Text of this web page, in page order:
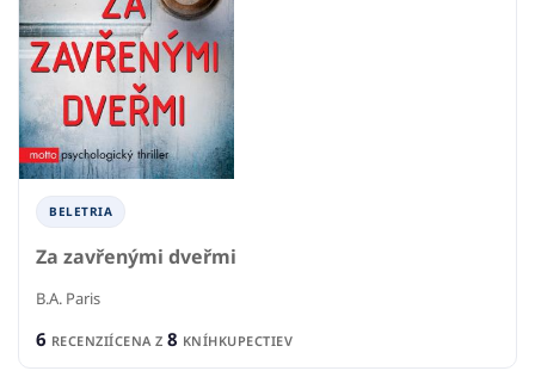
BELETRIA
Za zavřenými dveřmi
B.A. Paris
6 RECENZIÍCENA Z 8 KNÍHKUPECTIEV